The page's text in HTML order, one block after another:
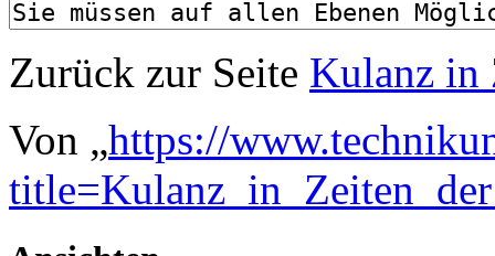
Zurück zur Seite Kulanz in
Von „https://